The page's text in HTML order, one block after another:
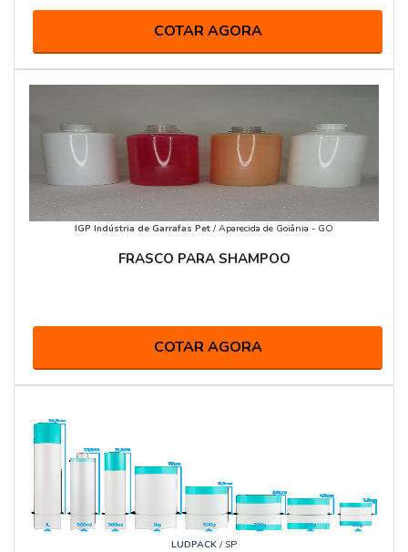
COTAR AGORA
IGP Indústria de Garrafas Pet / Aparecida de Goiânia - GO
FRASCO PARA SHAMPOO
COTAR AGORA
LUDPACK / SP